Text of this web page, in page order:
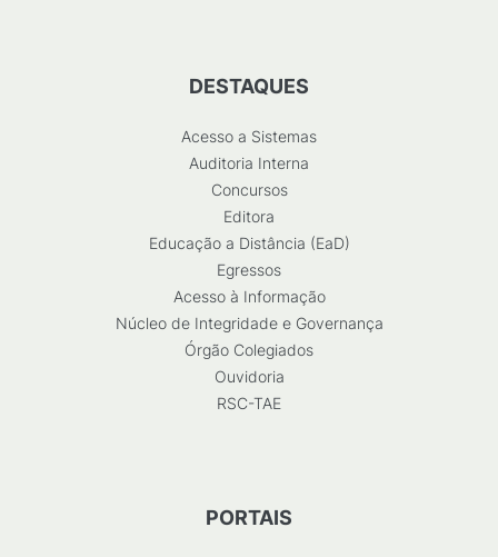
DESTAQUES
Acesso a Sistemas
Auditoria Interna
Concursos
Editora
Educação a Distância (EaD)
Egressos
Acesso à Informação
Núcleo de Integridade e Governança
Órgão Colegiados
Ouvidoria
RSC-TAE
PORTAIS